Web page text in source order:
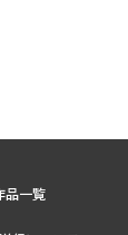
品一覧